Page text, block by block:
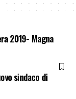
2019- Magna
sindaco di